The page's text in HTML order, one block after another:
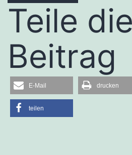
Teile
Beitrag
E-Mail drucken
teilen